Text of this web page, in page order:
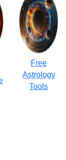
Free
Astrology
Tools